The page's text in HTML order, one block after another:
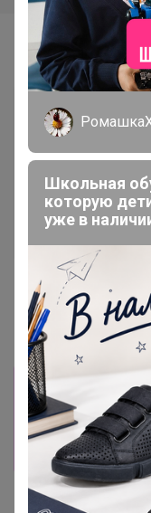
Самые
151,36р
Веник массажный из
бамбука 60 см, прут
«Добропаровъ»
лишь
Показать
Школьная
которую
уже в